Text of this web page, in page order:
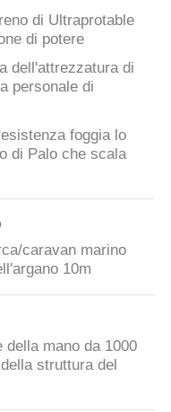
di Ultraprotable
di potere
dell'attrezzatura di
personale di
foggia lo
di Palo che scala
caravan marino
10m
della mano da 1000
struttura del